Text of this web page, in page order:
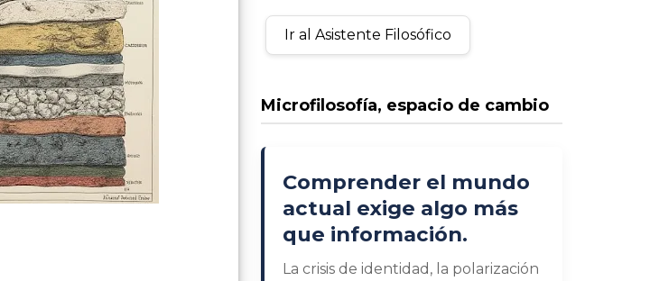
Ir al Asistente Filosófico
Microfilosofía, espacio de cambio
Comprender el mundo
actual exige algo más
que información.
La crisis de identidad, la polarización